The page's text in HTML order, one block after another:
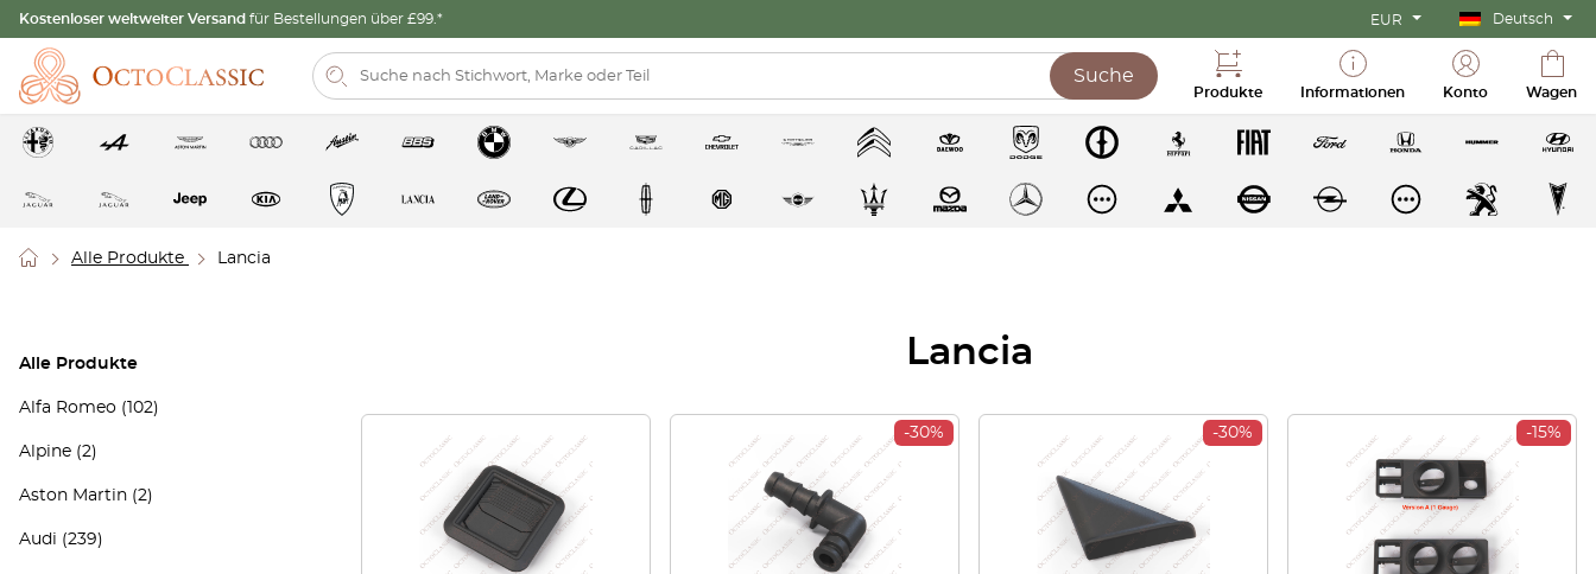
Kostenloser weltweiter Versand für Bestellungen über £99.* EUR Deutsch
Suche
Produkte Informationen Konto Wagen
Alle Produkte Lancia
Alle Produkte
Alfa Romeo (102)
Alpine (2)
Aston Martin (2)
Audi (239)
Lancia
-30% -30% -15%